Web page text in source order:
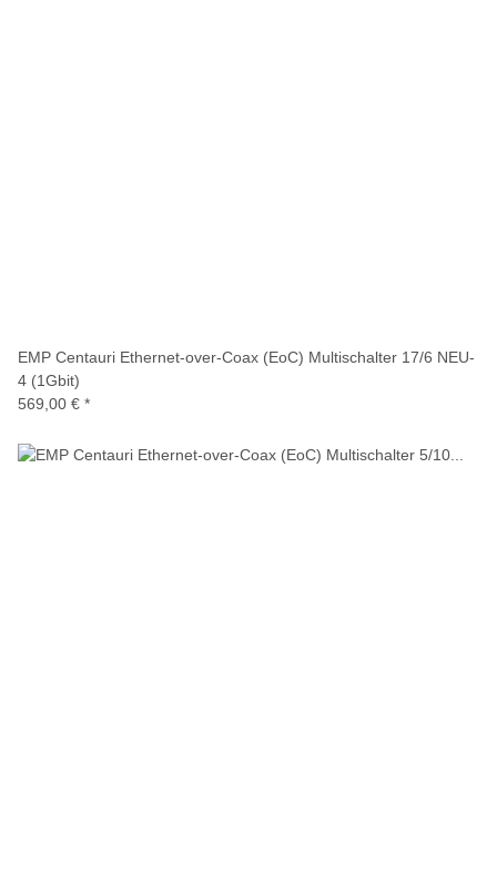
EMP Centauri Ethernet-over-Coax (EoC) Multischalter 17/6 NEU-
4 (1Gbit)
569,00 € *